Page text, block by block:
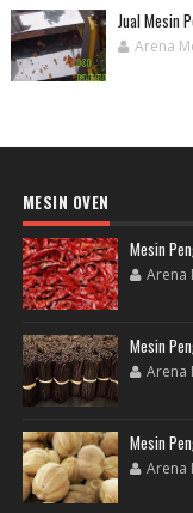
Jual Mesin
Arena
MESIN OVEN
Mesin
Arena
Mesin
Arena
Mesin
Arena